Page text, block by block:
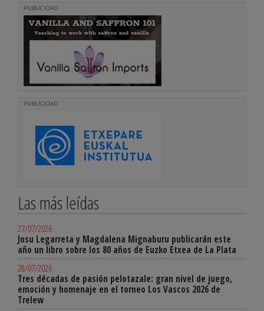
PUBLICIDAD
PUBLICIDAD
Las más leídas
27/07/2026
Josu Legarreta y Magdalena Mignaburu publicarán este
año un libro sobre los 80 años de Euzko Etxea de La Plata
28/07/2026
Tres décadas de pasión pelotazale: gran nivel de juego,
emoción y homenaje en el torneo Los Vascos 2026 de
Trelew